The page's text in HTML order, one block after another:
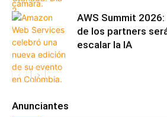
AWS Summit
de los partners
escalar la IA
Anunciantes